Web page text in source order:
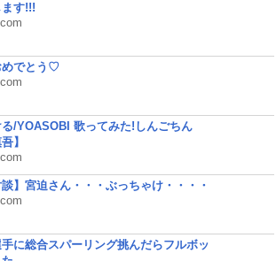
す!!!
めでとう♡
/YOASOBI 歌ってみた!しんごちん
】
談】宮迫さん・・・ぶっちゃけ・・・・
に総合スパーリング挑んだらフルボッ